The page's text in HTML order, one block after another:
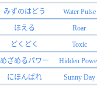
みずのはどう
Water Pulse
ほえる
Roar
どくどく
Toxic
めざめるパワー
Hidden
にほんばれ
Sunny Day